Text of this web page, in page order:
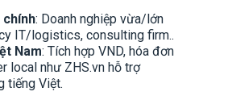
: Doanh nghiệp vừa/lớn
IT/logistics, consulting firm..​
Nam: Tích hợp VND, hóa đơn
local như ZHS.vn hỗ trợ
tiếng Việt.